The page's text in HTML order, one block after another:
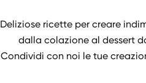
Deliziose ricette per creare
dalla colazione al dessert
Condividi con noi le tue